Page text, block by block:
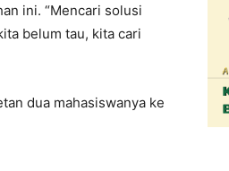
ini. “Mencari solusi
belum tau, kita cari
dua mahasiswanya ke